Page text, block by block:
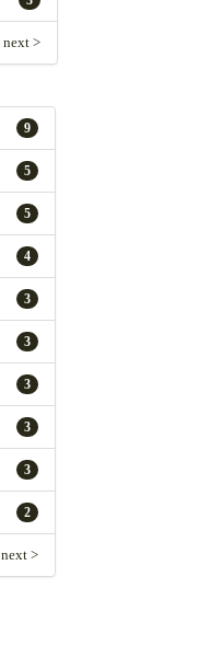
next >
9
5
5
4
3
3
3
3
3
2
next >